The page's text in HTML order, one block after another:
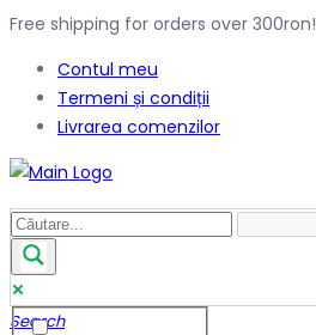
Free shipping for orders over 300ron!
Contul meu
Termeni și condiții
Livrarea comenzilor
Search